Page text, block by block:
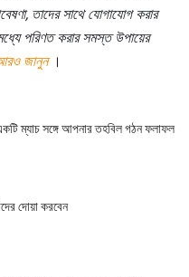
তাদের সাথে যোগাযোগ করার
পরিণত করার সমস্ত উপায়ের
আরও জানুন।
ম্যাচ সঙ্গে আপনার তহবিল গঠন ফলাফল
দোয়া করবেন